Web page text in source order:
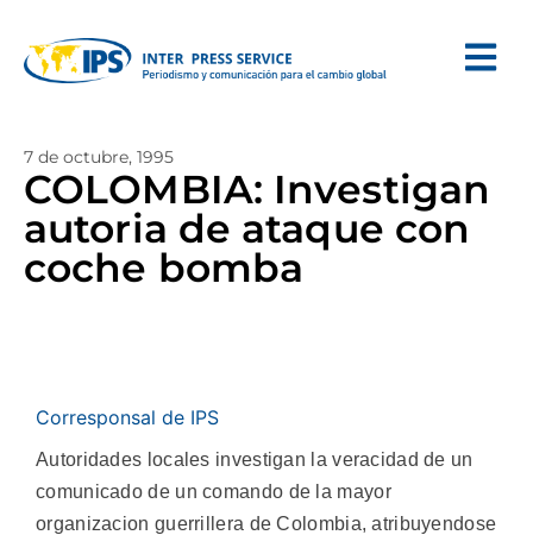
7 de octubre, 1995
COLOMBIA: Investigan
autoria de ataque con
coche bomba
Corresponsal de IPS
Autoridades locales investigan la veracidad de un
comunicado de un comando de la mayor
organizacion guerrillera de Colombia, atribuyendose